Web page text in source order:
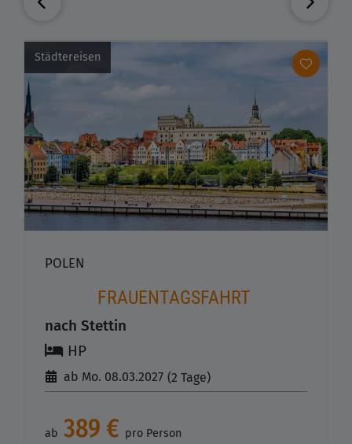
Städtereisen
POLEN
FRAUENTAGSFAHRT
nach Stettin
HP
ab Mo. 08.03.2027 (2 Tage)
ab 389 € pro Person